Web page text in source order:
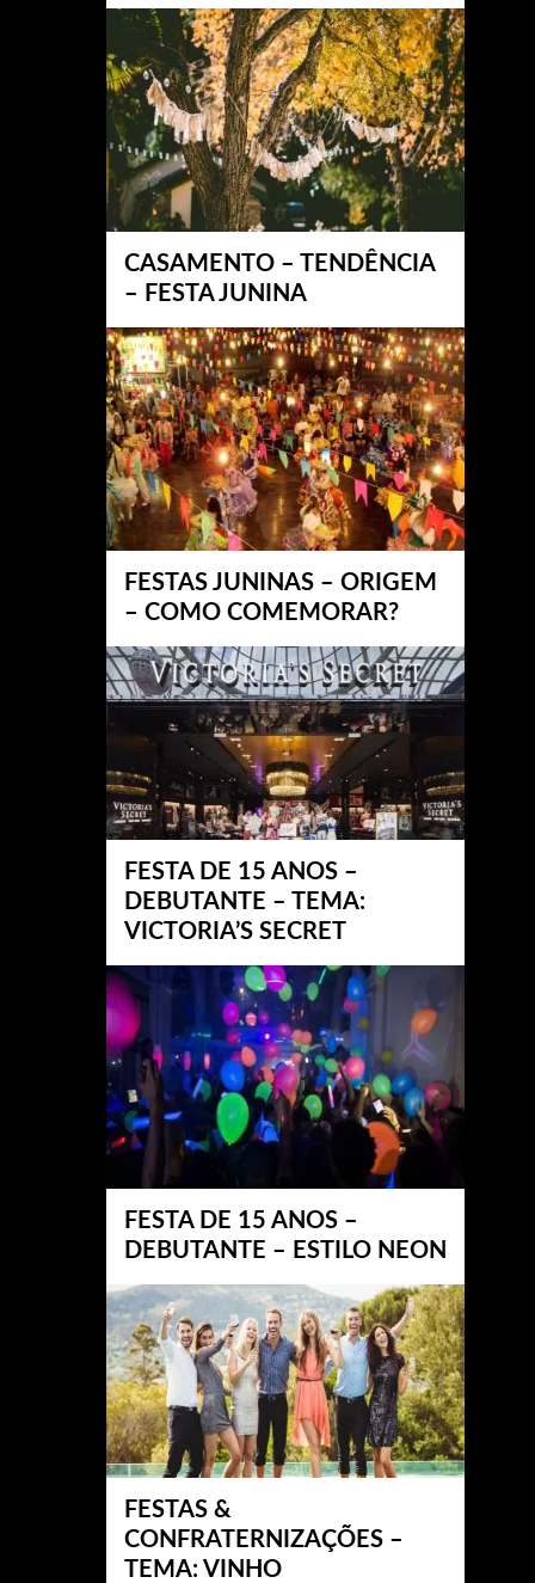
CASAMENTO – TENDÊNCIA
– FESTA JUNINA
FESTAS JUNINAS – ORIGEM
– COMO COMEMORAR?
FESTA DE 15 ANOS –
DEBUTANTE – TEMA:
VICTORIA’S SECRET
FESTA DE 15 ANOS –
DEBUTANTE – ESTILO NEON
FESTAS &
CONFRATERNIZAÇÕES –
TEMA: VINHO